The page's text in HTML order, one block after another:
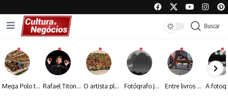
Buscar
Mega Polo transforma lançamento de coleção em plataforma nacional de negócios e projeta crescimento de mais de 15% Rafael Titonelly leva magia e acolhimento a crianças em tratamento oncológico em Juiz de Fora O artista plástico Jorge Luiz transforma sustentabilidade e criatividade em arte contemporânea Fotógrafo José Roberto apresenta um olhar sensível sobre arquitetura, formas e luz na fotografia Entre livros e fotografia autoral, Sebastião Reis consolida uma trajetória marcada pelo olhar artístico